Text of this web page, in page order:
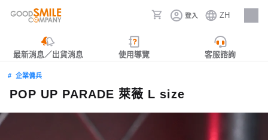
登入 ZH
人才招募
最新消息／出貨消息 使用導覽 客服諮詢
企業傭兵
POP UP PARADE 萊薇 L size